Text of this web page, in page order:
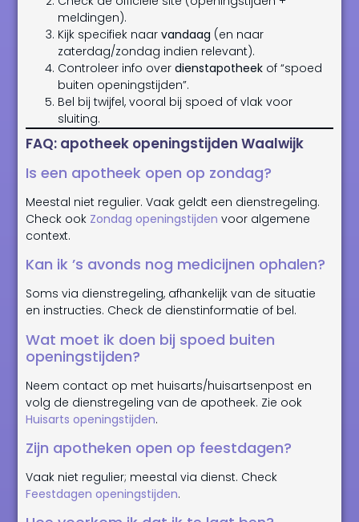
meldingen).
Kijk specifiek naarvandaag (en naar
zaterdag/zondag indien relevant).
Controleer info overdienstapotheek of “spoed
buiten openingstijden”.
Bel bij twijfel, vooral bij spoed of vlak voor
sluiting.
FAQ: apotheek openingstijden Waalwijk
Is een apotheek open op zondag?
Meestal niet regulier. Vaak geldt een dienstregeling.
Check ook Zondag openingstijden voor algemene
context.
Kan ik ’s avonds nog medicijnen ophalen?
Soms via dienstregeling, afhankelijk van de situatie
en instructies. Check de dienstinformatie of bel.
Wat moet ik doen bij spoed buiten
openingstijden?
Neem contact op met huisarts/huisartsenpost en
volg de dienstregeling van de apotheek. Zie ook
Huisarts openingstijden.
Zijn apotheken open op feestdagen?
Vaak niet regulier; meestal via dienst. Check
Feestdagen openingstijden.